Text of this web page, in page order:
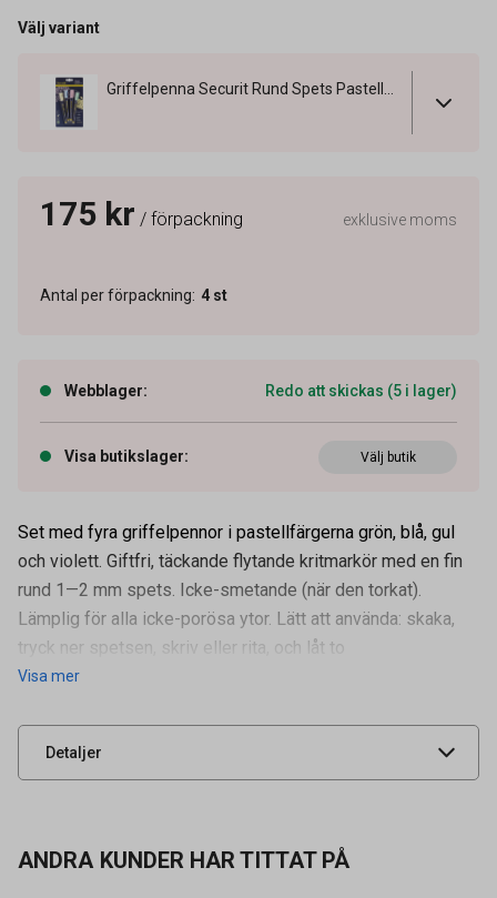
Välj variant
175 kr / förpackning exklusive moms
Antal per förpackning: 4 st
Webblager: Redo att skickas (5 i lager)
Visa butikslager: Välj butik
Set med fyra griffelpennor i pastellfärgerna grön, blå, gul
och violett. Giftfri, täckande flytande kritmarkör med en fin
rund 1—2 mm spets. Icke-smetande (när den torkat).
Lämplig för alla icke-porösa ytor. Lätt att använda: skaka,
tryck ner spetsen, skriv eller rita, och låt to
Visa mer
Detaljer
Artikelnummer
Leverantörens
UNSPSC 44121708
ANDRA KUNDER HAR TITTAT PÅ